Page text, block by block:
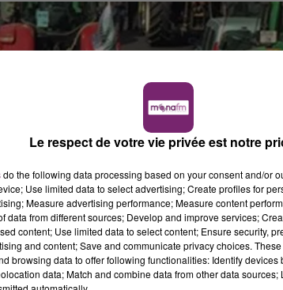
Le respect de votre vie privée est notre
do the following data processing based on your consent and/or
Use limited data to select advertising; Create profiles for
Measure advertising performance; Measure content
data from different sources; Develop and improve services;
content; Use limited data to select content; Ensure security,
and content; Save and communicate privacy choices.
browsing data to offer following functionalities: Identify
data; Match and combine data from other data